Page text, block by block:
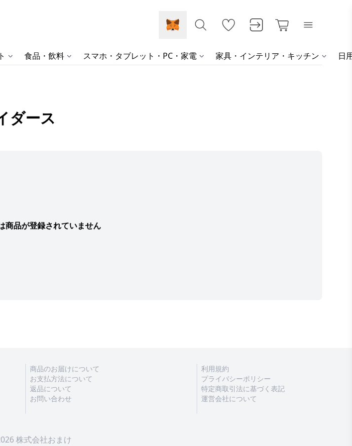
食品・飲料 スマホ・タブレット・PC・家電 家具・インテリア・キッチン 日
ダース
商品が登録されていません
商品のお届けについて
お支払方法について
返品について
お問い合わせ
利用規約
プライバシーポリシー
特定商取引法に基づく表記
運営会社について
株式会社おまけ